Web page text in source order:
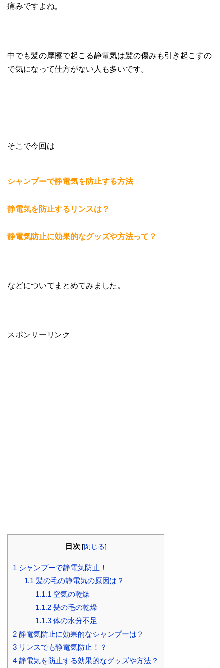
痛みですよね。
中でも髪の摩擦で起こる静電気は髪の傷みも引き起こすの
で気になって仕方がない人も多いです。
そこで今回は
シャンプーで静電気を防止する方法
静電気を防止するリンスは？
静電気防止に効果的なグッズや方法って？
などについてまとめてみました。
スポンサーリンク
目次 [閉じる]
1 シャンプーで静電気防止！
1.1 髪の毛の静電気の原因は？
1.1.1 空気の乾燥
1.1.2髪の毛の乾燥
1.1.3体の水分不足
2 静電気防止に効果的なシャンプーは？
3 リンスでも静電気防止！？
4 静電気を防止する効果的なグッズや方法？